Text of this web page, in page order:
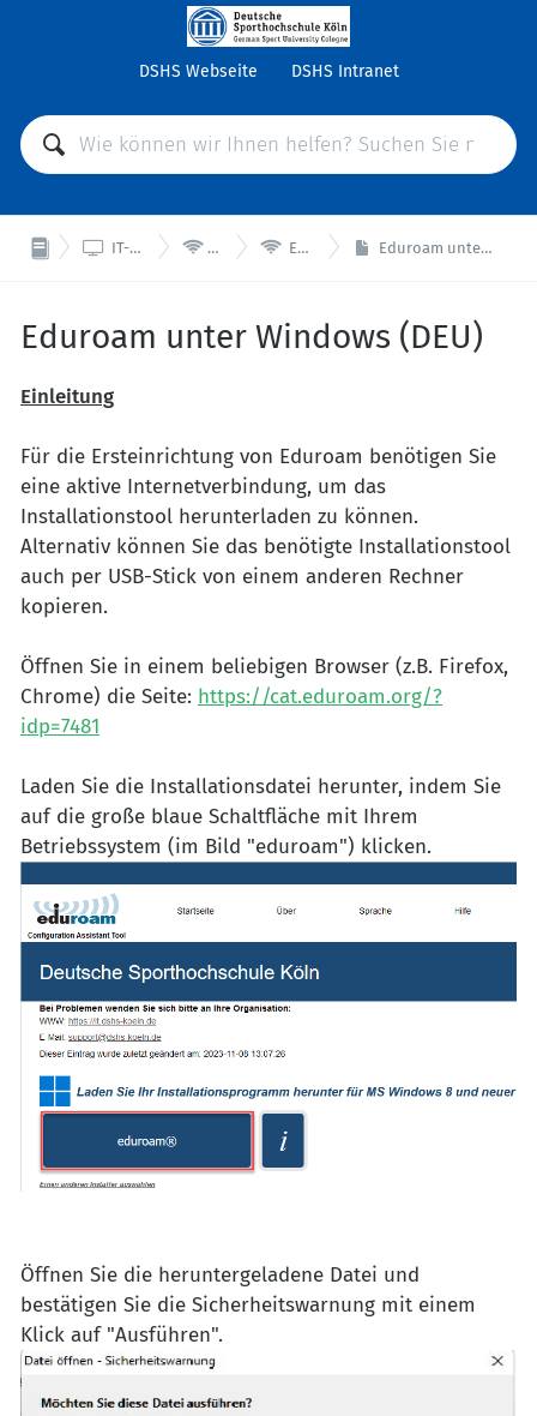
DSHS Webseite DSHS Intranet
 IT-Support  WLAN  Eduroam Eduroam unter Windows (DEU)
Eduroam unter Windows (DEU)
Einleitung
Für die Ersteinrichtung von Eduroam benötigen Sie
eine aktive Internetverbindung, um das
Installationstool herunterladen zu können.
Alternativ können Sie das benötigte Installationstool
auch per USB-Stick von einem anderen Rechner
kopieren.
Öffnen Sie in einem beliebigen Browser (z.B. Firefox,
Chrome) die Seite: https://cat.eduroam.org/?
idp=7481
Laden Sie die Installationsdatei herunter, indem Sie
auf die große blaue Schaltfläche mit Ihrem
Betriebssystem (im Bild "eduroam") klicken.
Öffnen Sie die heruntergeladene Datei und
bestätigen Sie die Sicherheitswarnung mit einem
Klick auf "Ausführen".